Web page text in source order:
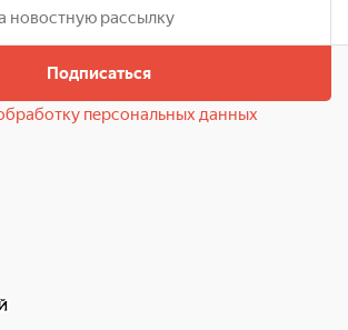
Подписаться
персональных данных